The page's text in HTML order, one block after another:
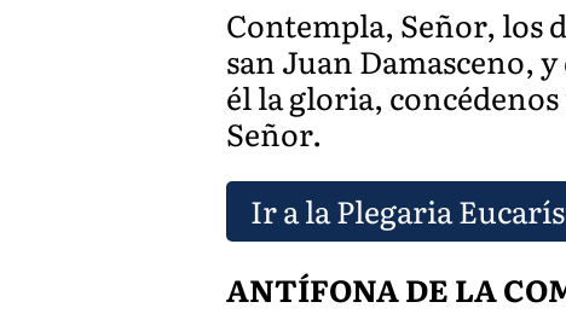
Contempla, Señor, los
san Juan Damasceno,
él la gloria,
Señor.
Ir a la Plegaria
ANTÍFONA DE LA